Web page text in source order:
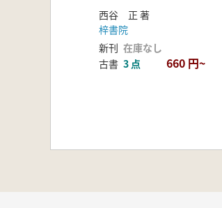
西谷 正 著
梓書院
新刊 在庫なし
古書 3 点 660 円~